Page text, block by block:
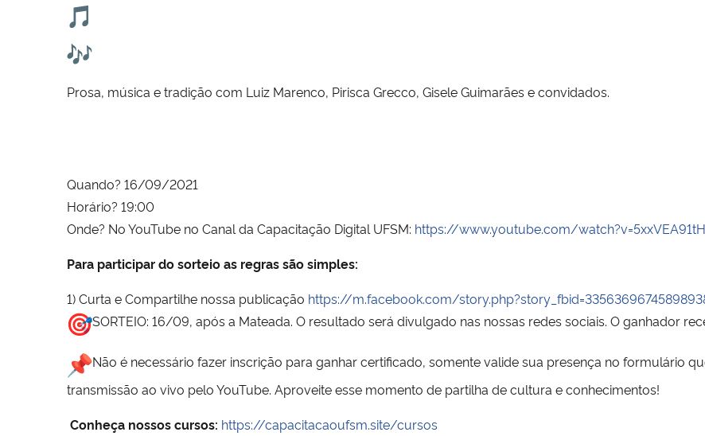
Prosa, música e tradição com Luiz Marenco, Pirisca Grecco, Gisele Guimarães e convidados.
Quando? 16/09/2021
Horário? 19:00
Onde? No YouTube no Canal da Capacitação Digital UFSM: https://www.youtube.com/
Para participar do sorteio as regras são simples:
1) Curta e Compartilhe nossa publicação https://m.facebook.com/
SORTEIO: 16/09, após a Mateada. O resultado será divulgado nas nossas redes sociais. O ganhador
Não é necessário fazer inscrição para ganhar certificado, somente valide sua presença no formulário
transmissão ao vivo pelo YouTube. Aproveite esse momento de partilha de cultura e conhecimentos!
Conheça nossos cursos: https://capacitacaoufsm.site/cursos